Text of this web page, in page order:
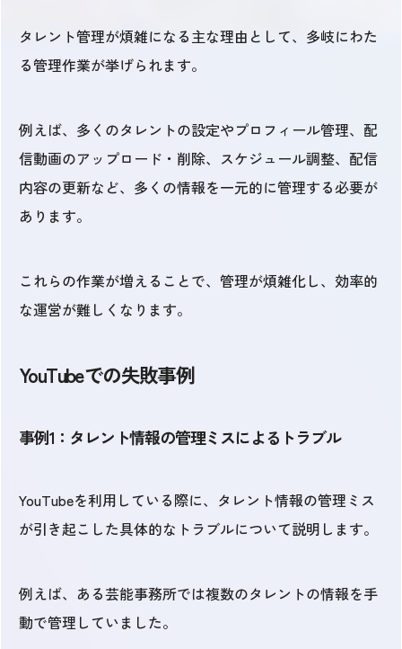
タレント管理が煩雑になる主な理由として、多岐にわた
る管理作業が挙げられます。
例えば、多くのタレントの設定やプロフィール管理、配
信動画のアップロード・削除、スケジュール調整、配信
内容の更新など、多くの情報を一元的に管理する必要が
あります。
これらの作業が増えることで、管理が煩雑化し、効率的
な運営が難しくなります。
YouTubeでの失敗事例
事例1：タレント情報の管理ミスによるトラブル
YouTubeを利用している際に、タレント情報の管理ミス
が引き起こした具体的なトラブルについて説明します。
例えば、ある芸能事務所では複数のタレントの情報を手
動で管理していました。